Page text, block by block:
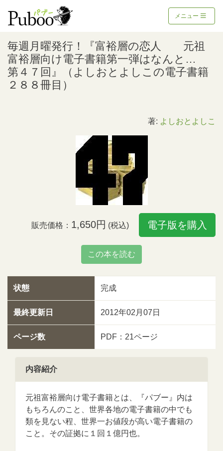
メニュー
毎週月曜発行！『富裕層の恋人 元祖
富裕層向け電子書籍第一弾はなんと…
第４７回』（よしおとよしこの電子書籍
２８８冊目）
著: よしおとよしこ
販売価格： 1,650円 (税込) 電子版を購入
この本を読む
状態 完成
最終更新日 2012年02月07日
ページ数 PDF：21ページ
内容紹介
元祖富裕層向け電子書籍とは、『パブー』内は
もちろんのこと、世界各地の電子書籍の中でも
類を見ない程、世界一お値段が高い電子書籍の
こと。その証拠に１回１億円也。